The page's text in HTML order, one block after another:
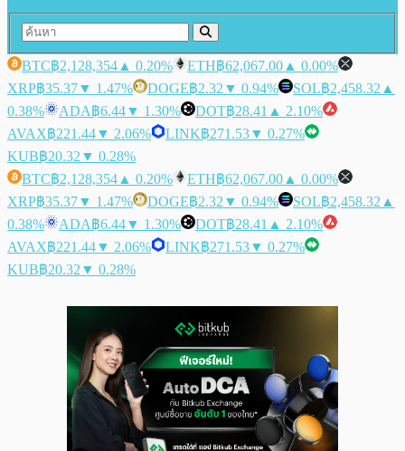
BTC฿2,128,354 ▲ 0.20% ETH฿62,067.00 ▲ 0.00%
XRP฿35.37▼ 1.47% DOGE฿2.32 ▼ 0.94% SOL฿2,458.32 ▲
0.38%
ADA฿6.44▼ 1.30% DOT฿28.41 ▲ 2.10%
AVAX฿221.44▼ 2.06% LINK฿271.53▼ 0.27%
KUB฿20.32 ▼ 0.28%
BTC฿2,128,354 ▲ 0.20% ETH฿62,067.00 ▲ 0.00%
XRP฿35.37▼ 1.47% DOGE฿2.32 ▼ 0.94% SOL฿2,458.32 ▲
0.38%
ADA฿6.44▼ 1.30% DOT฿28.41 ▲ 2.10%
AVAX฿221.44▼ 2.06% LINK฿271.53▼ 0.27%
KUB฿20.32 ▼ 0.28%